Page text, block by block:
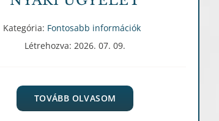
Kategória: Fontosabb információk
Létrehozva: 2026. 07. 09.
TOVÁBB OLVASOM